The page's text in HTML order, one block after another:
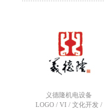
义德隆机电设备
LOGO / VI / 文化开发 /